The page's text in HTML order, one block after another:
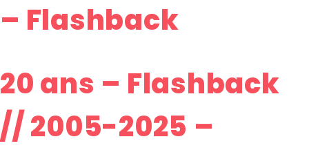
– Flashback
20 ans – Flashback
// 2005-2025 –